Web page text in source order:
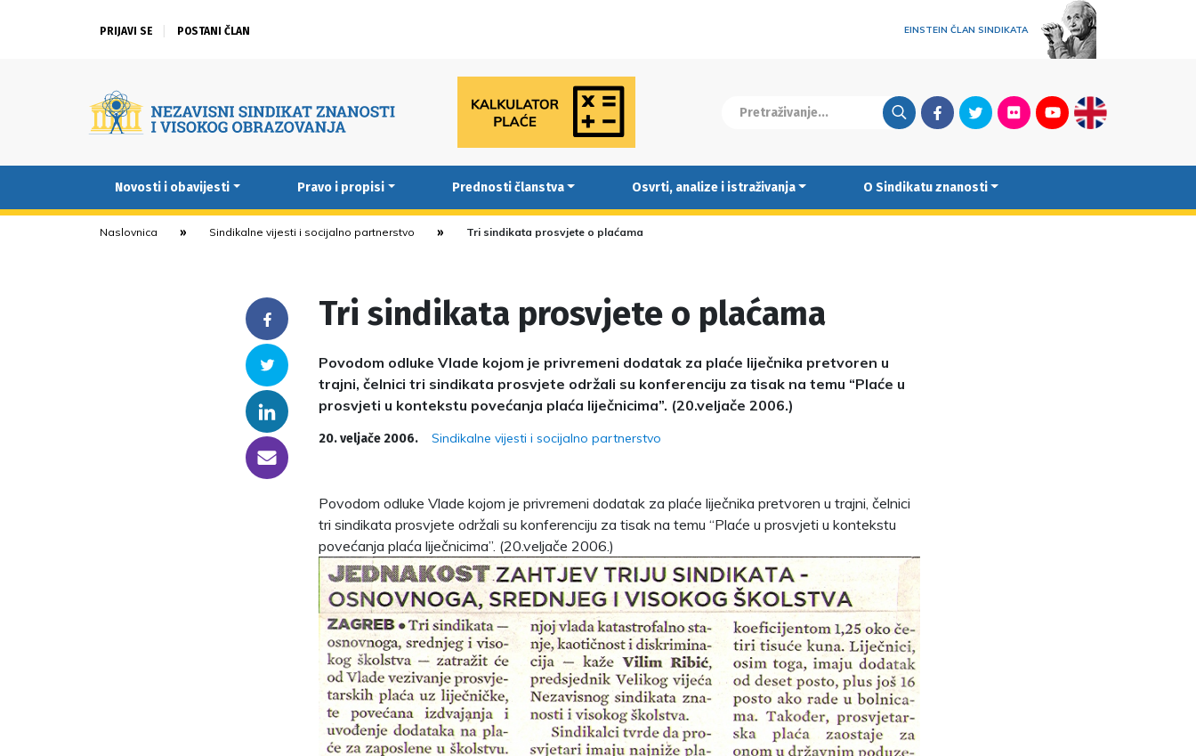
PRIJAVI SE POSTANI ČLAN EINSTEIN ČLAN SINDIKATA
FacebookTwitterFlickrYoutubeEnglish
Novosti i obavijesti Pravo i propisi Prednosti članstva Osvrti, analize i istraživanja O Sindikatu znanosti
Naslovnica Sindikalne vijesti i socijalno partnerstvo Tri sindikata prosvjete o plaćama
Facebook
Twitter
Linkedin
someone@yoursite.com
Tri sindikata prosvjete o plaćama
Povodom odluke Vlade kojom je privremeni dodatak za plaće liječnika pretvoren u
trajni, čelnici tri sindikata prosvjete održali su konferenciju za tisak na temu “Plaće u
prosvjeti u kontekstu povećanja plaća liječnicima”. (20.veljače 2006.)
20. veljače 2006. Sindikalne vijesti i socijalno partnerstvo
Povodom odluke Vlade kojom je privremeni dodatak za plaće liječnika pretvoren u trajni, čelnici
tri sindikata prosvjete održali su konferenciju za tisak na temu “Plaće u prosvjeti u kontekstu
povećanja plaća liječnicima”. (20.veljače 2006.)